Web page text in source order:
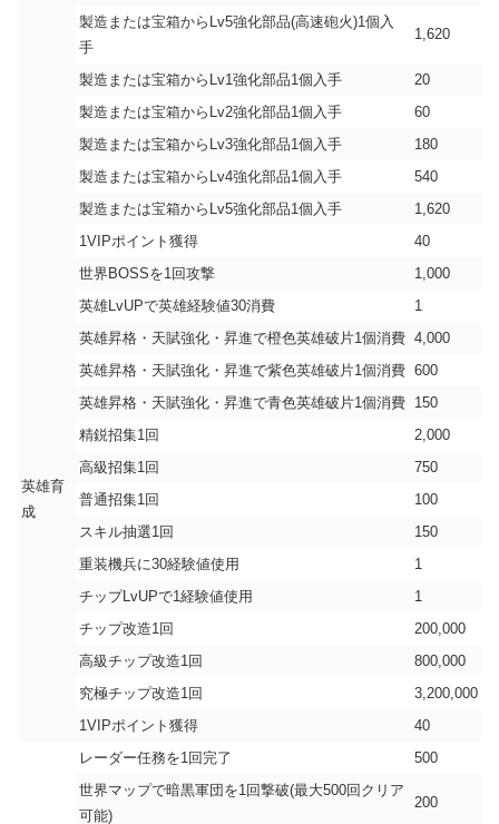
製造または宝箱からLv5強化部品(高速砲火)1個入
手
1,620
製造または宝箱からLv1強化部品1個入手
20
製造または宝箱からLv2強化部品1個入手
60
製造または宝箱からLv3強化部品1個入手
180
製造または宝箱からLv4強化部品1個入手
540
製造または宝箱からLv5強化部品1個入手
1,620
1VIPポイント獲得
40
英雄育
成
世界BOSSを1回攻撃
1,000
英雄LvUPで英雄経験値30消費
1
英雄昇格・天賦強化・昇進で橙色英雄破片1個消費 4,000
英雄昇格・天賦強化・昇進で紫色英雄破片1個消費 600
英雄昇格・天賦強化・昇進で青色英雄破片1個消費 150
精鋭招集1回
2,000
高級招集1回
750
普通招集1回
100
スキル抽選1回
150
重装機兵に30経験値使用
1
チップLvUPで1経験値使用
1
チップ改造1回
200,000
高級チップ改造1回
800,000
究極チップ改造1回
3,200,000
1VIPポイント獲得
40
レーダー任務を1回完了
500
世界マップで暗黒軍団を1回撃破(最大500回クリア
可能)
200